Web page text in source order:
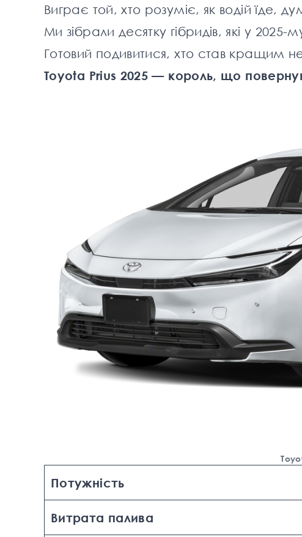
Виграє той, хто розуміє, як водій їде,
Ми зібрали десятку гібридів, які у 2025-
Готовий подивитися, хто став кращим
Toyota Prius 2025 — король, що
Потужність
Витрата палива